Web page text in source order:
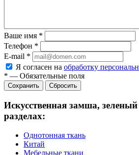
Ваше имя *
Телефон *
E-mail *
Я согласен на обработку
* — Обязательные поля
Сбросить
Искусственная замша, зеленый
разделах:
Однотонная ткань
Китай
Мебельные ткани